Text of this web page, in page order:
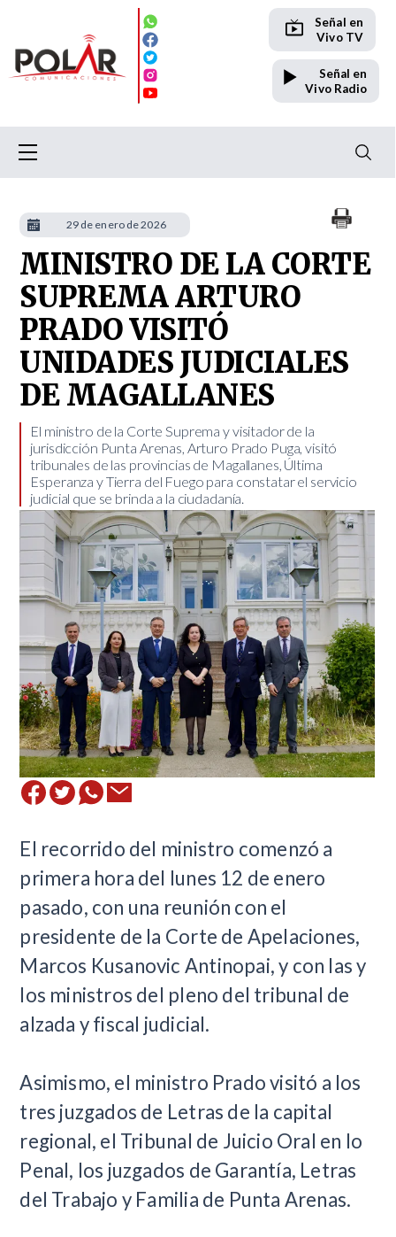
Señal en
Vivo TV
Señal en
Vivo Radio
MINISTRO DE LA CORTE
SUPREMA ARTURO
PRADO VISITÓ
UNIDADES JUDICIALES
DE MAGALLANES
​El ministro de la Corte Suprema y visitador de la
jurisdicción Punta Arenas, Arturo Prado Puga, visitó
tribunales de las provincias de Magallanes, Última
Esperanza y Tierra del Fuego para constatar el servicio
judicial que se brinda a la ciudadanía.
El recorrido del ministro comenzó a
primera hora del lunes 12 de enero
pasado, con una reunión con el
presidente de la Corte de Apelaciones,
Marcos Kusanovic Antinopai, y con las y
los ministros del pleno del tribunal de
alzada y fiscal judicial.
Asimismo, el ministro Prado visitó a los
tres juzgados de Letras de la capital
regional, el Tribunal de Juicio Oral en lo
Penal, los juzgados de Garantía, Letras
del Trabajo y Familia de Punta Arenas.
29 de enero de 2026